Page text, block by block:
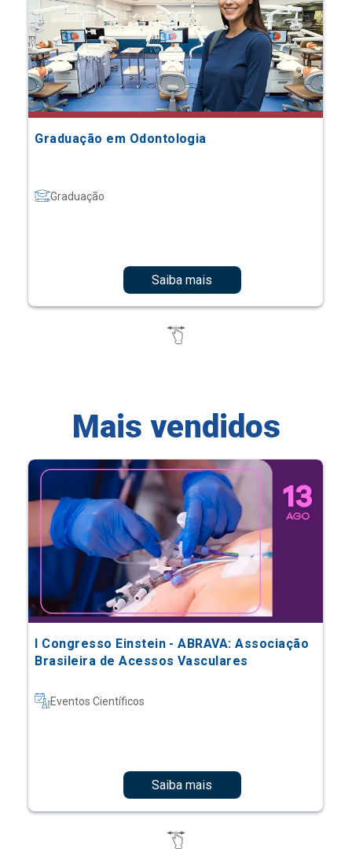
Graduação em Odontologia
Graduação
Saiba mais
Mais vendidos
I Congresso Einstein - ABRAVA: Associação
Brasileira de Acessos Vasculares
Eventos Científicos
Saiba mais